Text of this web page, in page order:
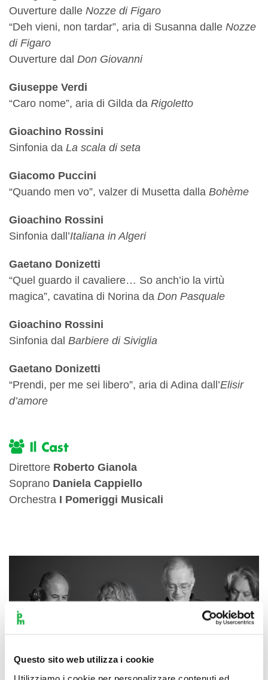
Questo sito web utilizza i cookie
Ouverture dalle Nozze di Figaro
“Deh vieni, non tardar”, aria di Susanna dalle Nozze
di Figaro
Ouverture dal Don Giovanni
Giuseppe Verdi
“Caro nome”, aria di Gilda da Rigoletto
Gioachino Rossini
Sinfonia da La scala di seta
Giacomo Puccini
“Quando men vo”, valzer di Musetta dalla Bohème
Gioachino Rossini
Sinfonia dall’Italiana in Algeri
Gaetano Donizetti
“Quel guardo il cavaliere… So anch’io la virtù
magica”, cavatina di Norina da Don Pasquale
Gioachino Rossini
Sinfonia dal Barbiere di Siviglia
Gaetano Donizetti
“Prendi, per me sei libero”, aria di Adina dall’Elisir
d’amore
Il Cast
Direttore Roberto Gianola
Soprano Daniela Cappiello
Orchestra I Pomeriggi Musicali